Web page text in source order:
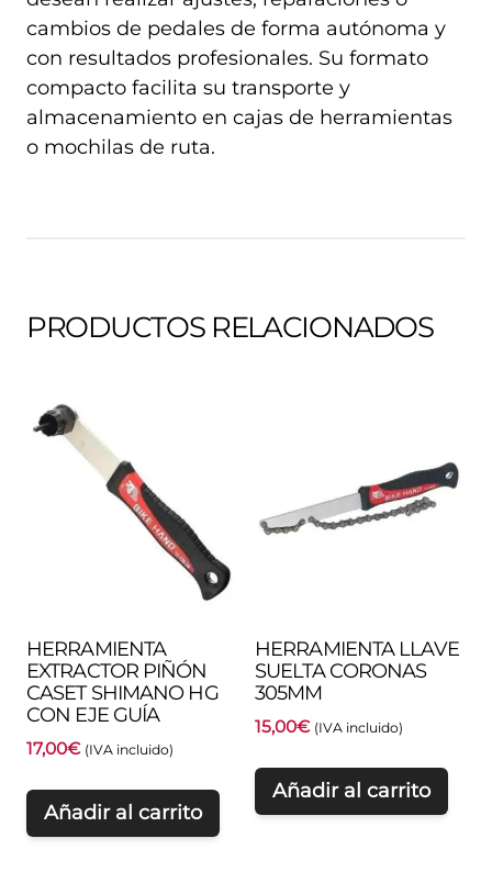
cambios de pedales de forma autónoma y
con resultados profesionales. Su formato
compacto facilita su transporte y
almacenamiento en cajas de herramientas
o mochilas de ruta.
PRODUCTOS RELACIONADOS
HERRAMIENTA
EXTRACTOR PIÑÓN
CASET SHIMANO HG
CON EJE GUÍA
17,00€ (IVA incluido)
Añadir al carrito
HERRAMIENTA LLAVE
SUELTA CORONAS
305MM
15,00€ (IVA incluido)
Añadir al carrito